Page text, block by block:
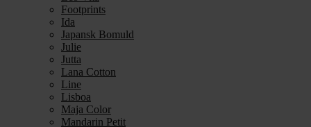
Footprints
Ida
Japansk Bomuld
Julie
Jutta
Lana Cotton
Line
Lisboa
Maja Color
Mandarin Petit